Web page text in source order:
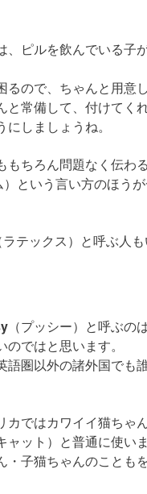
、ピルを飲んでいる子
るので、ちゃんと用意
と常備して、付けてく
しましょうね。
もちろん問題なく伝わ
という言い方のほう
ラテックス）と呼ぶ人も
（プッシー）と呼ぶの
ではと思います。
語圏以外の諸外国でも
カではカワイイ猫ちゃ
ャット）と普通に使い
・子猫ちゃんのことも